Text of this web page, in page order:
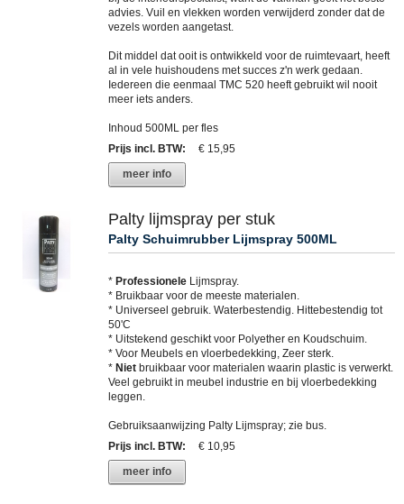
advies. Vuil en vlekken worden verwijderd zonder dat de
vezels worden aangetast.
Dit middel dat ooit is ontwikkeld voor de ruimtevaart, heeft
al in vele huishoudens met succes z'n werk gedaan.
Iedereen die eenmaal TMC 520 heeft gebruikt wil nooit
meer iets anders.
Inhoud 500ML per fles
Prijs incl. BTW:
€ 15,95
meer info
Palty lijmspray per stuk
Palty Schuimrubber Lijmspray 500ML
* Professionele Lijmspray.
* Bruikbaar voor de meeste materialen.
* Universeel gebruik. Waterbestendig. Hittebestendig tot
50'C
* Uitstekend geschikt voor Polyether en Koudschuim.
* Voor Meubels en vloerbedekking, Zeer sterk.
* Niet bruikbaar voor materialen waarin plastic is verwerkt.
Veel gebruikt in meubel industrie en bij vloerbedekking
leggen.
Gebruiksaanwijzing Palty Lijmspray; zie bus.
Prijs incl. BTW:
€ 10,95
meer info